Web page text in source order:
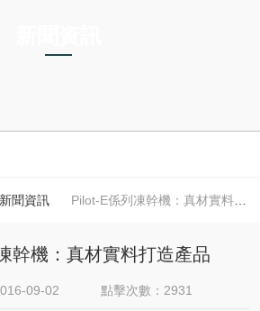
新聞資訊 Pilot-E係列凍幹機：真材實料打造產品
幹機：真材實料打造產品
09-02 點擊次數：2931